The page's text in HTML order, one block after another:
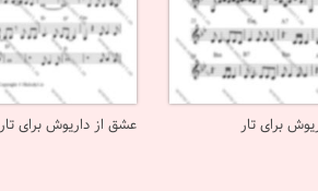
برای تار عشق از داریوش برای تار